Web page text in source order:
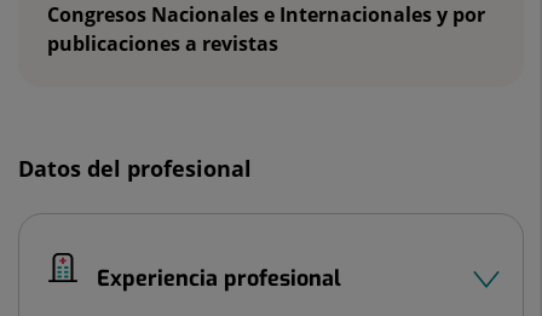
Congresos Nacionales e Internacionales y por
publicaciones a revistas
Datos del profesional
Experiencia profesional